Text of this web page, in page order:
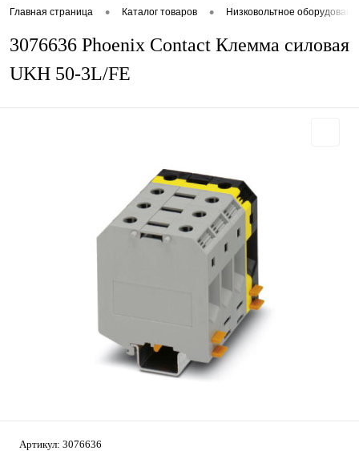
Главная страница • Каталог товаров • Низковольтное
3076636 Phoenix Contact Клемма силовая
UKH 50-3L/FE
Артикул: 3076636